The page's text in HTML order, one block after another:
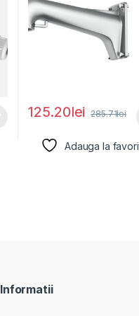
125.20lei 285.71lei
Adauga la
Informatii